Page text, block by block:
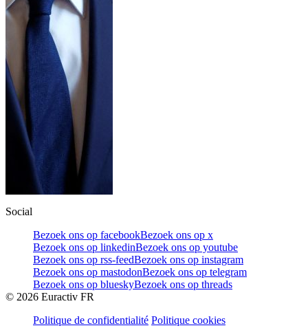
Social
Bezoek ons op facebookBezoek ons op x
Bezoek ons op linkedinBezoek ons op youtube
Bezoek ons op rss-feedBezoek ons op instagram
Bezoek ons op mastodonBezoek ons op telegram
Bezoek ons op blueskyBezoek ons op threads
© 2026 Euractiv FR
Politique de confidentialité Politique cookies